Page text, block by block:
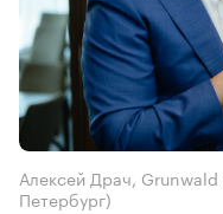
Алексей Драч, Grunwald
Петербург)